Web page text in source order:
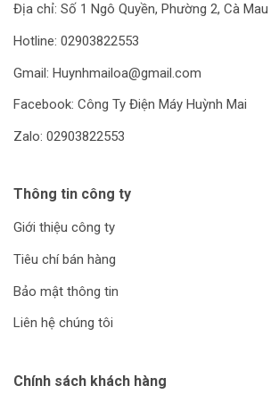
Địa chỉ: Số 1 Ngô Quyền, Phường 2, Cà Mau
Hotline: 02903822553
Gmail: Huynhmailoa@gmail.com
Facebook: Công Ty Điện Máy Huỳnh Mai
Zalo: 02903822553
Thông tin công ty
Giới thiệu công ty
Tiêu chí bán hàng
Bảo mật thông tin
Liên hệ chúng tôi
Chính sách khách hàng